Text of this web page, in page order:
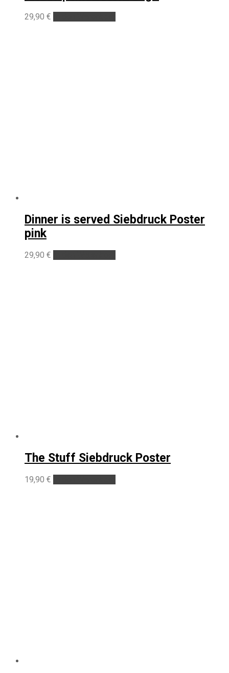
29,90 €
Dinner is served Siebdruck Poster
pink
29,90 €
The Stuff Siebdruck Poster
19,90 €